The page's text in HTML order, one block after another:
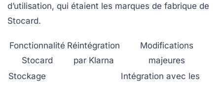
d’utilisation, qui étaient les marques de fabrique de
Stocard.
Fonctionnalité
Stocard
Réintégration
par Klarna
Modifications
majeures
Stockage
Intégration avec les